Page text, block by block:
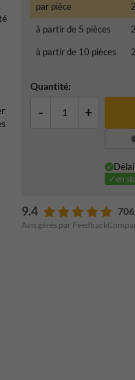
par pièce
à partir de 5 pièces
à partir de 10 pièces
Quantité:
- +
✓en
9.4
Avis gérés par